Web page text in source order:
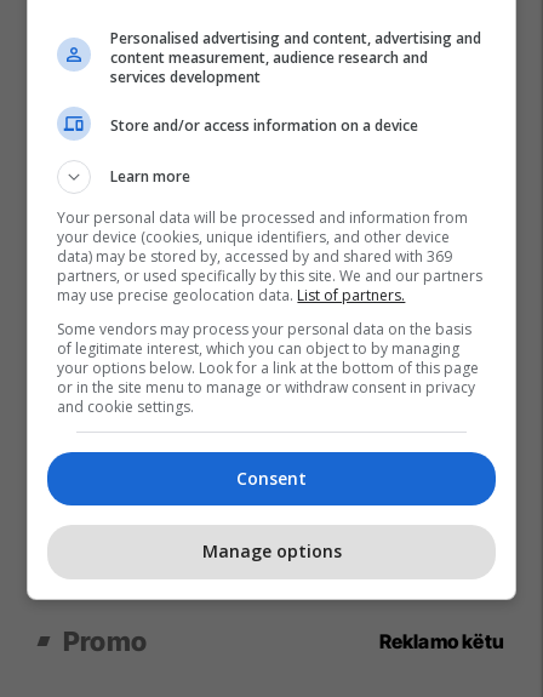
Promo Reklamo këtu
Personalised advertising and content, advertising and
content measurement, audience research and
services development
Store and/or access information on a device
Learn more
Your personal data will be processed and information from
your device (cookies, unique identifiers, and other device
data) may be stored by, accessed by and shared with 369
partners, or used specifically by this site. We and our partners
may use precise geolocation data. List of partners.
Some vendors may process your personal data on the basis
of legitimate interest, which you can object to by managing
your options below. Look for a link at the bottom of this page
or in the site menu to manage or withdraw consent in privacy
and cookie settings.
Consent
Manage options